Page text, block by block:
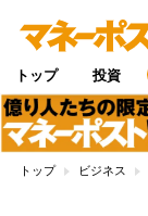
トップ 投資
トップ ビジネス